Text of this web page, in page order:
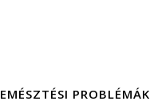
EMÉSZTÉSI PROBLÉMÁK